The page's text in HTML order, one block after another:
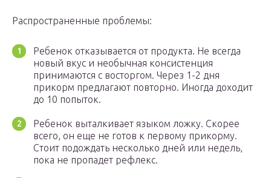
Распространенные проблемы:
Ребенок отказывается от продукта. Не всегда
новый вкус и необычная консистенция
принимаются с восторгом. Через 1-2 дня
прикорм предлагают повторно. Иногда доходит
до 10 попыток.
Ребенок выталкивает языком ложку. Скорее
всего, он еще не готов к первому прикорму.
Стоит подождать несколько дней или недель,
пока не пропадет рефлекс.